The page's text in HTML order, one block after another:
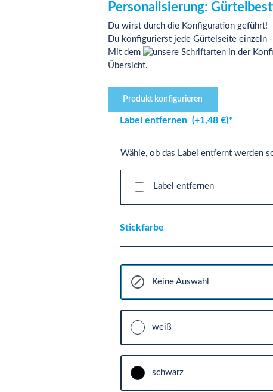
Personalisierung:
Du wirst durch die Konfiguration geführt!
Du konfigurierst jede Gürtelseite einzeln
Mit dem
in der
Übersicht.
Produkt konfigurieren
Label entfernen (+1,48 €)*
Wähle, ob das Label entfernt werden
Label entfernen
Stickfarbe
Keine Auswahl
weiß
schwarz